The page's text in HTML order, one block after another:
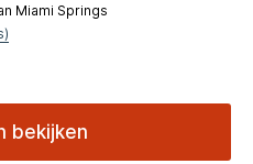
Miami Springs
bekijken